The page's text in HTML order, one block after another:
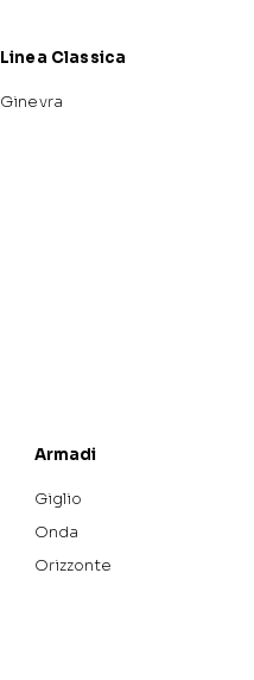
Linea Classica
Ginevra
Armadi
Giglio
Onda
Orizzonte